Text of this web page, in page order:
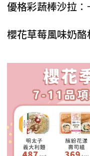
優格彩蔬棒沙拉
櫻花草莓風味奶酪